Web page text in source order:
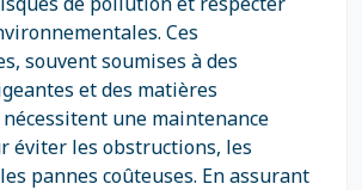
Ces
souvent soumises à des
et des matières
une maintenance
éviter les obstructions, les
pannes coûteuses. En assurant